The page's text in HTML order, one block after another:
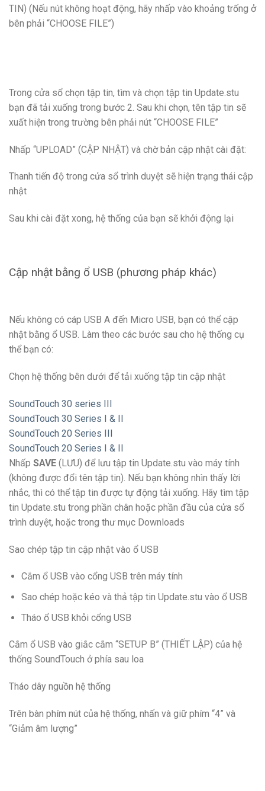
TIN) (Nếu nút không hoạt động, hãy nhấp vào khoảng trống ở
bên phải “CHOOSE FILE”)
Trong cửa sổ chọn tập tin, tìm và chọn tập tin Update.stu
bạn đã tải xuống trong bước 2. Sau khi chọn, tên tập tin sẽ
xuất hiện trong trường bên phải nút “CHOOSE FILE”
Nhấp “UPLOAD” (CẬP NHẬT) và chờ bản cập nhật cài đặt:
Thanh tiến độ trong cửa sổ trình duyệt sẽ hiện trạng thái cập
nhật
Sau khi cài đặt xong, hệ thống của bạn sẽ khởi động lại
Cập nhật bằng ổ USB (phương pháp khác)
Nếu không có cáp USB A đến Micro USB, bạn có thể cập
nhật bằng ổ USB. Làm theo các bước sau cho hệ thống cụ
thể bạn có:
Chọn hệ thống bên dưới để tải xuống tập tin cập nhật
SoundTouch 30 series III
SoundTouch 30 Series I & II
SoundTouch 20 Series III
SoundTouch 20 Series I & II
Nhấp SAVE (LƯU) để lưu tập tin Update.stu vào máy tính
(không được đổi tên tập tin). Nếu bạn không nhìn thấy lời
nhắc, thì có thể tập tin được tự động tải xuống. Hãy tìm tập
tin Update.stu trong phần chân hoặc phần đầu của cửa sổ
trình duyệt, hoặc trong thư mục Downloads
Sao chép tập tin cập nhật vào ổ USB
Cắm ổ USB vào cổng USB trên máy tính
Sao chép hoặc kéo và thả tập tin Update.stu vào ổ USB
Tháo ổ USB khỏi cổng USB
Cắm ổ USB vào giắc cắm “SETUP B” (THIẾT LẬP) của hệ
thống SoundTouch ở phía sau loa
Tháo dây nguồn hệ thống
Trên bàn phím nút của hệ thống, nhấn và giữ phím “4” và
“Giảm âm lượng”